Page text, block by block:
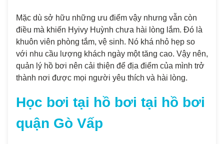
Mặc dù sở hữu những ưu điểm vậy nhưng vẫn còn
điều mà khiến Hyivy Huỳnh chưa hài lòng lắm. Đó là
khuôn viên phòng tắm, vệ sinh. Nó khá nhỏ hẹp so
với nhu cầu lượng khách ngày một tăng cao. Vậy nên,
quản lý hồ bơi nên cải thiện để địa điểm của mình trở
thành nơi được mọi người yêu thích và hài lòng.
Học bơi tại hồ bơi tại hồ bơi
quận Gò Vấp